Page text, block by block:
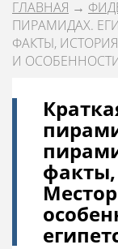
ГЛАВНАЯ →
ПИРАМИДАХ.
ФАКТЫ,
И
факты,